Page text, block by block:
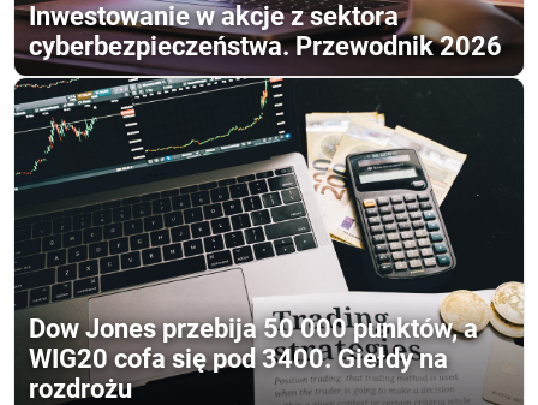
Inwestowanie w akcje z sektora
cyberbezpieczeństwa. Przewodnik 2026
Dow Jones przebija 50 000 punktów, a
WIG20 cofa się pod 3400. Giełdy na
rozdrożu